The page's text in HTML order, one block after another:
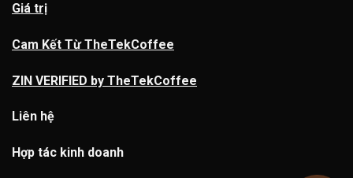
Giá trị
Cam Kết Từ TheTekCoffee
ZIN VERIFIED by TheTekCoffee
Liên hệ
Hợp tác kinh doanh